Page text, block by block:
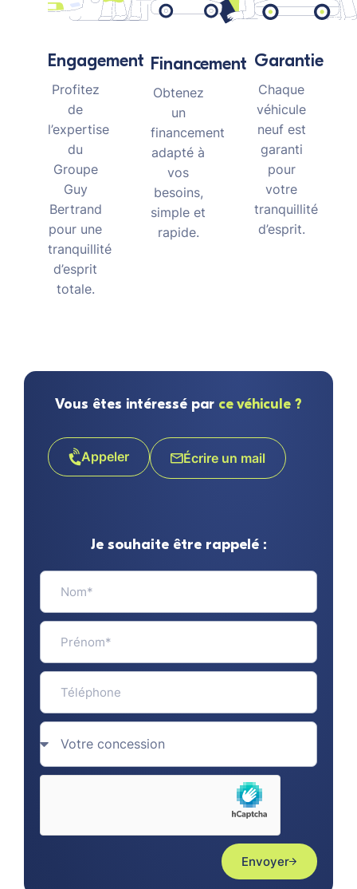
Engagement
Profitez
de
l’expertise
du
Groupe
Guy
Bertrand
pour une
tranquillité
d’esprit
totale.
Financement
Obtenez
un
financement
adapté à
vos
besoins,
simple et
rapide.
Garantie
Chaque
véhicule
neuf est
garanti
pour
votre
tranquillité
d’esprit.
Vous êtes intéressé par ce véhicule ?
Appeler Écrire un mail
Je souhaite être rappelé :
Envoyer